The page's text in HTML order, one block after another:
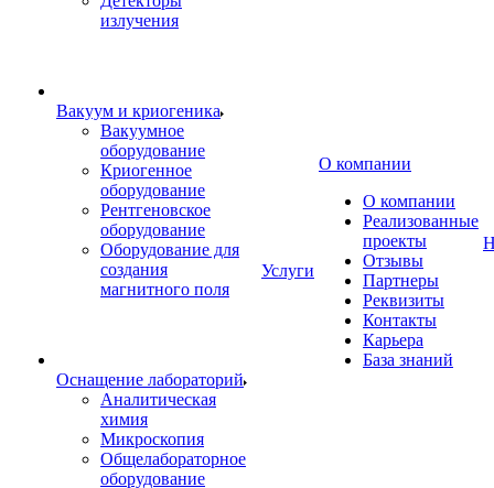
излучения
Вакуум и криогеника
Вакуумное
оборудование
Криогенное
оборудование
Рентгеновское
оборудование
Оборудование для
создания
магнитного поля
Оснащение лабораторий
Аналитическая
химия
Микроскопия
Общелабораторное
оборудование
Услуги
О компании
О компании
Реализованные
проекты
Отзывы
Партнеры
Реквизиты
Контакты
Карьера
База знаний